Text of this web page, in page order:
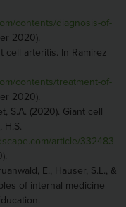
contents/diagnosis-of-
2020).
cell arteritis. In Ramirez
contents/treatment-of-
2020).
S.A. (2020). Giant cell
H.S.
article/332483-
E., Hauser, S.L., &
of internal medicine